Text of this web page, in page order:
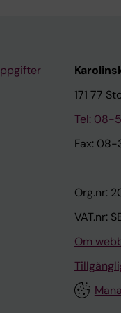
171 77
Tel: 08-
Fax: 08-
Org.nr:
VAT.nr:
Om